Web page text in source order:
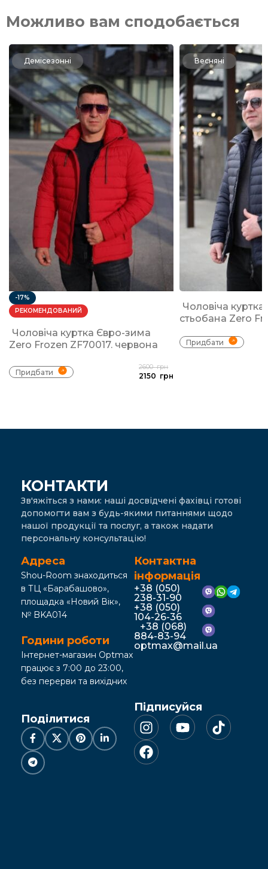
Можливо вам сподобається
Демісезонні
-17%
РЕКОМЕНДОВАНИЙ
Чоловіча куртка Євро-зима
Zero Frozen ZF70017. червона
Придбати
2600грн
2150 грн
Весняні
Чоловіча
стьобана Zero
Придбати
КОНТАКТИ
Зв'яжіться з нами: наші досвідчені фахівці готові
допомогти вам з будь-якими питаннями щодо
нашої продукції та послуг, а також надати
персональну консультацію!
Адреса
Shou-Room знаходиться
в ТЦ «Барабашово»,
площадка «Новий Вік»,
№ BKA014
Години роботи
Інтернет-магазин Optmax
працює з 7:00 до 23:00,
без перерви та вихідних
Контактна
інформація
+38 (050)
238-31-90
+38 (050)
104-26-36
+38 (068)
884-83-94
optmax@mail.ua
Поділитися
Підписуйся